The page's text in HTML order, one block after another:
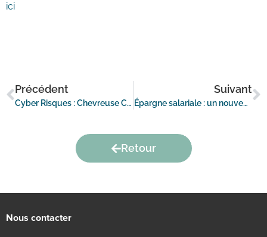
ici
Précédent
Cyber Risques : Chevreuse Courtage vous accompagne dans la maîtrise de ces nouveaux défis
Suivant
Épargne salariale : un nouveau contrôle des accords et règlements depuis le 1er septembre 2021
Retour
Nous contacter